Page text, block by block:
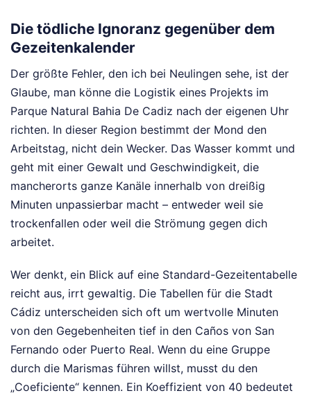
Die tödliche Ignoranz gegenüber dem
Gezeitenkalender
Der größte Fehler, den ich bei Neulingen sehe, ist der
Glaube, man könne die Logistik eines Projekts im
Parque Natural Bahia De Cadiz nach der eigenen Uhr
richten. In dieser Region bestimmt der Mond den
Arbeitstag, nicht dein Wecker. Das Wasser kommt und
geht mit einer Gewalt und Geschwindigkeit, die
mancherorts ganze Kanäle innerhalb von dreißig
Minuten unpassierbar macht – entweder weil sie
trockenfallen oder weil die Strömung gegen dich
arbeitet.
Wer denkt, ein Blick auf eine Standard-Gezeitentabelle
reicht aus, irrt gewaltig. Die Tabellen für die Stadt
Cádiz unterscheiden sich oft um wertvolle Minuten
von den Gegebenheiten tief in den Caños von San
Fernando oder Puerto Real. Wenn du eine Gruppe
durch die Marismas führen willst, musst du den
„Coeficiente“ kennen. Ein Koeffizient von 40 bedeutet